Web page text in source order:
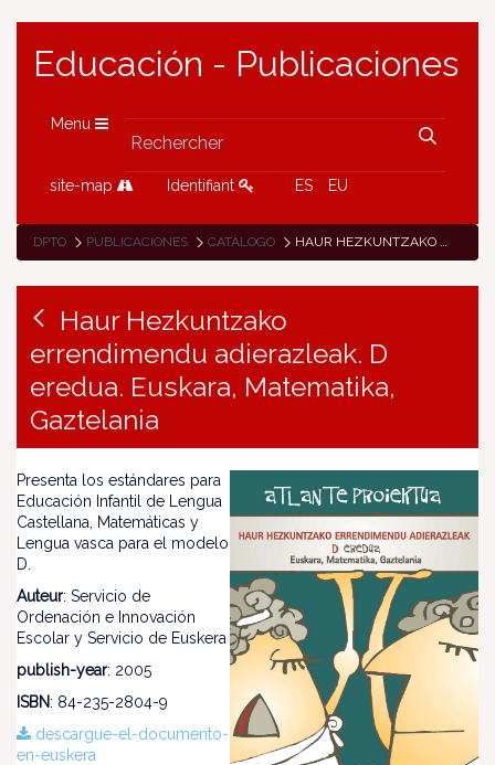
Educación - Publicaciones
Menu
site-map Identifiant ES EU
DPTO PUBLICACIONES CATÁLOGO HAUR HEZKUNTZAKO ERRENDIMENDU ADIERAZLEAK. D EREDUA. EUSKARA, MATEMATIKA, GAZTELANIA
Haur Hezkuntzako
errendimendu adierazleak. D
eredua. Euskara, Matematika,
Gaztelania
Presenta los estándares para
Educación Infantil de Lengua
Castellana, Matemáticas y
Lengua vasca para el modelo
D.
Auteur: Servicio de
Ordenación e Innovación
Escolar y Servicio de Euskera
publish-year: 2005
ISBN: 84-235-2804-9
descargue-el-documento-
en-euskera